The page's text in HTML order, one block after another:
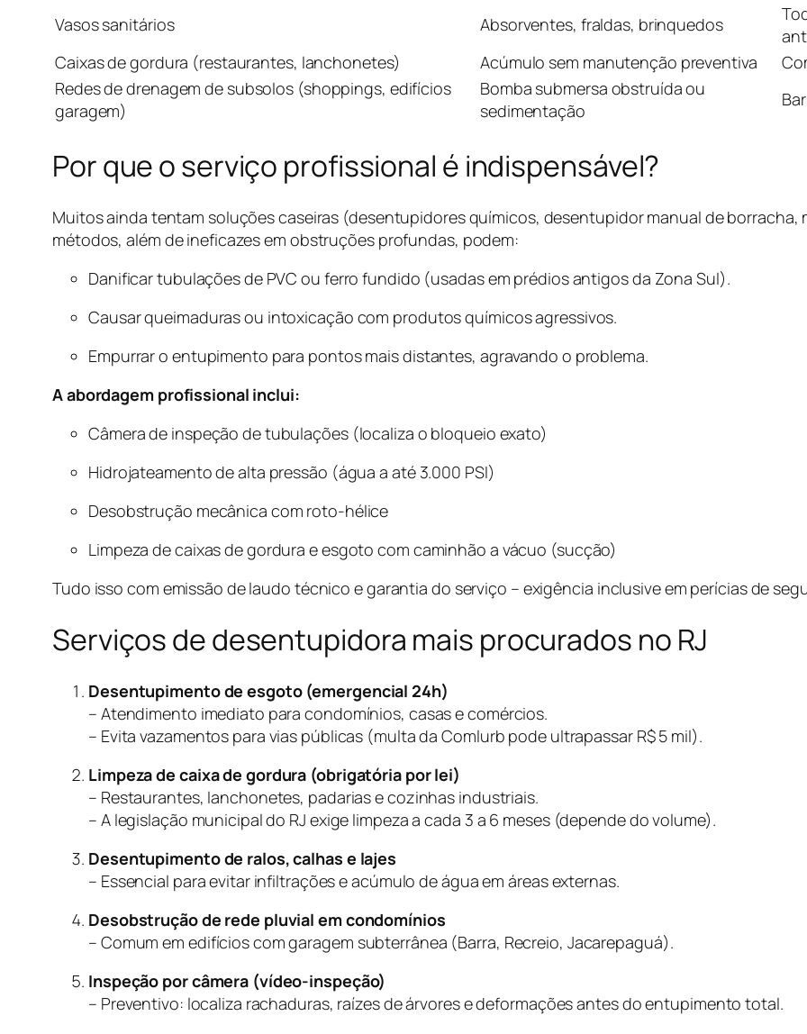
Vasos sanitários
Absorventes, fraldas, brinquedos
Caixas de gordura (restaurantes, lanchonetes)
Acúmulo sem manutenção preventiva
Redes de drenagem de subsolos (shoppings, edifícios
garagem)
Bomba submersa obstruída ou
sedimentação
Por que o serviço profissional é indispensável?
Muitos ainda tentam soluções caseiras (desentupidores químicos, desentupidor manual de borracha,
métodos, além de ineficazes em obstruções profundas, podem:
Danificar tubulações de PVC ou ferro fundido (usadas em prédios antigos da Zona Sul).
Causar queimaduras ou intoxicação com produtos químicos agressivos.
Empurrar o entupimento para pontos mais distantes, agravando o problema.
A abordagem profissional inclui:
Câmera de inspeção de tubulações (localiza o bloqueio exato)
Hidrojateamento de alta pressão (água a até 3.000 PSI)
Desobstrução mecânica com roto-hélice
Limpeza de caixas de gordura e esgoto com caminhão a vácuo (sucção)
Tudo isso com emissão de laudo técnico e garantia do serviço – exigência inclusive em perícias de
Serviços de desentupidora mais procurados no RJ
Desentupimento de esgoto (emergencial 24h)
– Atendimento imediato para condomínios, casas e comércios.
– Evita vazamentos para vias públicas (multa da Comlurb pode ultrapassar R$ 5 mil).
Limpeza de caixa de gordura (obrigatória por lei)
– Restaurantes, lanchonetes, padarias e cozinhas industriais.
– A legislação municipal do RJ exige limpeza a cada 3 a 6 meses (depende do volume).
Desentupimento de ralos, calhas e lajes
– Essencial para evitar infiltrações e acúmulo de água em áreas externas.
Desobstrução de rede pluvial em condomínios
– Comum em edifícios com garagem subterrânea (Barra, Recreio, Jacarepaguá).
Inspeção por câmera (vídeo-inspeção)
– Preventivo: localiza rachaduras, raízes de árvores e deformações antes do entupimento total.